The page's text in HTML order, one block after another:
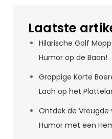
Laatste
Hilarische Golf
Humor op de Baan!
Grappige Korte
Lach op het
Ontdek de Vreugde
Humor met een